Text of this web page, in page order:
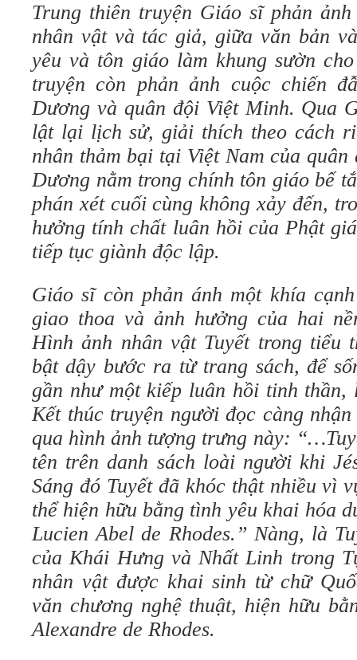
Trung thiên truyện Giáo sĩ phản
nhân vật và tác giả, giữa văn bản
yêu và tôn giáo làm khung sườn
truyện còn phản ảnh cuộc chiến
Dương và quân đội Việt Minh. Qua
lật lại lịch sử, giải thích theo cách
nhân thảm bại tại Việt Nam của
Dương nằm trong chính tôn giáo bế
phán xét cuối cùng không xảy đến,
hưởng tính chất luân hồi của Phật
tiếp tục giành độc lập.
Giáo sĩ còn phản ánh một khía
giao thoa và ảnh hưởng của hai
Hình ảnh nhân vật Tuyết trong tiểu
bật dậy bước ra từ trang sách, để
gần như một kiếp luân hồi tinh thần,
Kết thúc truyện người đọc càng
qua hình ảnh tượng trưng này:
tên trên danh sách loài người khi
Sáng đó Tuyết đã khóc thật nhiều vì
thể hiện hữu bằng tình yêu khai hóa
Lucien Abel de Rhodes.” Nàng, là
của Khái Hưng và Nhất Linh trong
nhân vật được khai sinh từ chữ
văn chương nghệ thuật, hiện hữu
Alexandre de Rhodes.